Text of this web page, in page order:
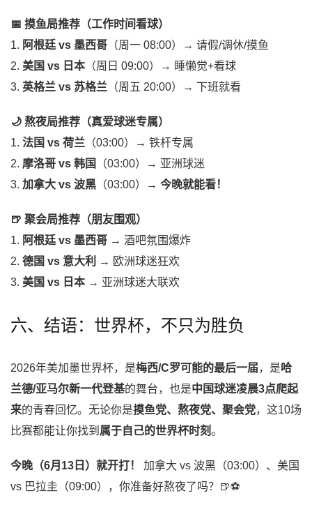
📅 摸鱼局推荐（工作时间看球）
1. 阿根廷 vs 墨西哥 （周一 08:00）→ 请假/调休/摸鱼
2. 美国 vs 日本 （周日 09:00）→ 睡懒觉+看球
3. 英格兰 vs 苏格兰 （周五 20:00）→ 下班就看
🌙 熬夜局推荐（真爱球迷专属）
1. 法国 vs 荷兰 （03:00）→ 铁杆专属
2. 摩洛哥 vs 韩国
（03:00）→ 亚洲球迷
3. 加拿大 vs 波黑 （03:00）→ 今晚就能看！
🍺 聚会局推荐（朋友围观）
1. 阿根廷 vs 墨西哥 → 酒吧氛围爆炸
2. 德国 vs 意大利
→ 欧洲球迷狂欢
3. 美国 vs 日本 → 亚洲球迷大联欢
六、结语：世界杯，不只为胜负
2026年美加墨世界杯，是梅西/C罗可能的最后一届，是哈
兰德/亚马尔新一代登基的舞台，也是中国球迷凌晨3点爬起
来的青春回忆。无论你是摸鱼党、熬夜党、聚会党，这10场
比赛都能让你找到 属于自己的世界杯时刻。
今晚（6月13日）就开打！
加拿大 vs 波黑（03:00）、美国
vs 巴拉圭（09:00），你准备好熬夜了吗？🍺⚽